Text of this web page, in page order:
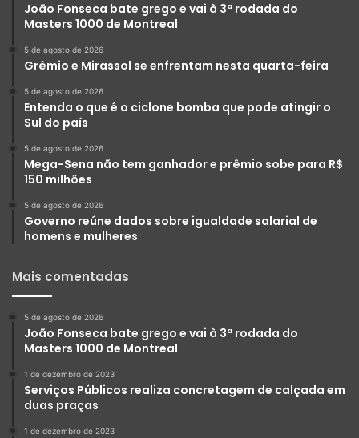
João Fonseca bate grego e vai à 3ª rodada do
Masters 1000 de Montreal
5 de agosto de 2026
Grêmio e Mirassol se enfrentam nesta quarta-feira
5 de agosto de 2026
Entenda o que é o ciclone bomba que pode atingir o
Sul do país
5 de agosto de 2026
Mega-Sena não tem ganhador e prêmio sobe para R$
150 milhões
5 de agosto de 2026
Governo reúne dados sobre igualdade salarial de
homens e mulheres
Mais comentadas
5 de agosto de 2026
João Fonseca bate grego e vai à 3ª rodada do
Masters 1000 de Montreal
1 de dezembro de 2023
Serviços Públicos realiza concretagem de calçada em
duas praças
1 de dezembro de 2023